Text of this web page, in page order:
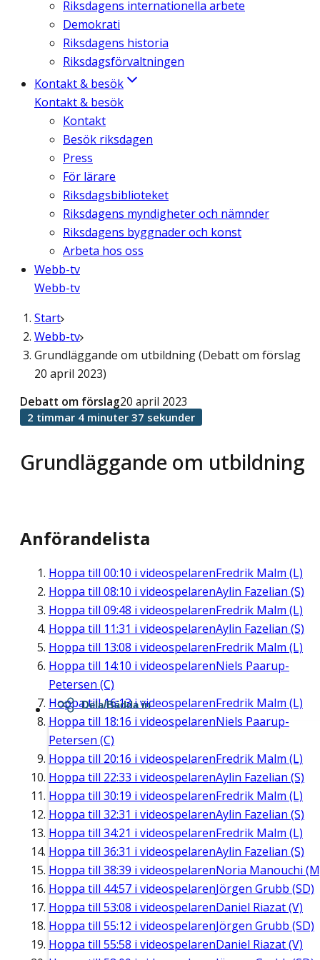
Riksdagens internationella arbete
Demokrati
Riksdagens historia
Riksdagsförvaltningen
Kontakt & besök
Kontakt & besök
Kontakt
Besök riksdagen
Press
För lärare
Riksdagsbiblioteket
Riksdagens myndigheter och nämnder
Riksdagens byggnader och konst
Arbeta hos oss
Webb-tv
Webb-tv
Start
Webb-tv
Grundläggande om utbildning (Debatt om förslag
20 april 2023)
Grundläggande om utbildning
Debatt om förslag20 april 2023
2 timmar 4 minuter 37 sekunder
Anförandelista
Hoppa till 00:10 i videospelarenFredrik Malm (L)
Hoppa till 08:10 i videospelarenAylin Fazelian (S)
Hoppa till 09:48 i videospelarenFredrik Malm (L)
Hoppa till 11:31 i videospelarenAylin Fazelian (S)
Hoppa till 13:08 i videospelarenFredrik Malm (L)
Hoppa till 14:10 i videospelarenNiels Paarup-
Petersen (C)
Hoppa till16:13i videospelarenFredrik Malm (L)
Hoppa till 18:16 i videospelarenNiels Paarup-
Petersen (C)
Hoppa till 20:16 i videospelarenFredrik Malm (L)
Hoppa till 22:33 i videospelarenAylin Fazelian (S)
Hoppa till 30:19 i videospelarenFredrik Malm (L)
Hoppa till 32:31 i videospelarenAylin Fazelian (S)
Hoppa till 34:21 i videospelarenFredrik Malm (L)
Hoppa till 36:31 i videospelarenAylin Fazelian (S)
Hoppa till 38:39 i videospelarenNoria Manouchi
Hoppa till 44:57 i videospelarenJörgen Grubb (SD)
Hoppa till 53:08 i videospelarenDaniel Riazat (V)
Hoppa till 55:12 i videospelarenJörgen Grubb (SD)
Hoppa till 55:58 i videospelarenDaniel Riazat (V)
Dela/Bädda in